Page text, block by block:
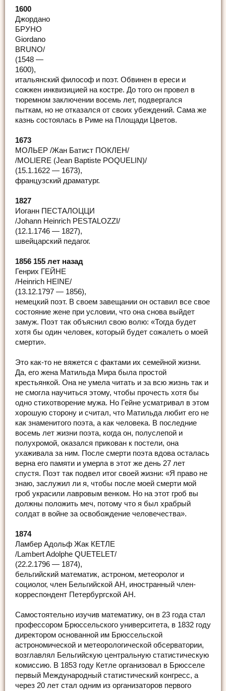
1600
Джордано
БРУНО
Giordano
BRUNO/
(1548 —
1600),
итальянский философ и поэт. Обвинен в ереси и
сожжен инквизицией на костре. До того он провел в
тюремном заключении восемь лет, подвергался
пыткам, но не отказался от своих убеждений. Сама же
казнь состоялась в Риме на Площади Цветов.
1673
МОЛЬЕР /Жан Батист ПОКЛЕН/
/MOLIERE (Jean Baptiste POQUELIN)/
(15.1.1622 — 1673),
французский драматург.
1827
Иоганн ПЕСТАЛОЦЦИ
/Johann Heinrich PESTALOZZI/
(12.1.1746 — 1827),
швейцарский педагог.
1856 155 лет назад
Генрих ГЕЙНЕ
/Heinrich HEINE/
(13.12.1797 — 1856),
немецкий поэт. В своем завещании он оставил все свое
состояние жене при условии, что она снова выйдет
замуж. Поэт так объяснил свою волю: «Тогда будет
хотя бы один человек, который будет сожалеть о моей
смерти».
Это как-то не вяжется с фактами их семейной жизни.
Да, его жена Матильда Мира была простой
крестьянкой. Она не умела читать и за всю жизнь так и
не смогла научиться этому, чтобы прочесть хотя бы
одно стихотворение мужа. Но Гейне усматривал в этом
хорошую сторону и считал, что Матильда любит его не
как знаменитого поэта, а как человека. В последние
восемь лет жизни поэта, когда он, полуслепой и
полухромой, оказался прикован к постели, она
ухаживала за ним. После смерти поэта вдова осталась
верна его памяти и умерла в этот же день 27 лет
спустя. Поэт так подвел итог своей жизни: «Я право не
знаю, заслужил ли я, чтобы после моей смерти мой
гроб украсили лавровым венком. Но на этот гроб вы
должны положить меч, потому что я был храбрый
солдат в войне за освобождение человечества».
1874
Ламбер Адольф Жак КЕТЛЕ
/Lambert Adolphe QUETELET/
(22.2.1796 — 1874),
бельгийский математик, астроном, метеоролог и
социолог, член Бельгийской АН, иностранный член-
корреспондент Петербургской АН.
Самостоятельно изучив математику, он в 23 года стал
профессором Брюссельского университета, в 1832 году
директором основанной им Брюссельской
астрономической и метеорологической обсерватории,
возглавлял Бельгийскую центральную статистическую
комиссию. В 1853 году Кетле организовал в Брюсселе
первый Международный статистический конгресс, а
через 20 лет стал одним из организаторов первого